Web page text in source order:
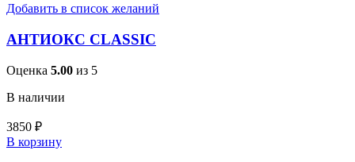
Добавить в список желаний
АНТИОКС CLASSIC
Оценка 5.00 из 5
В наличии
3850 ₽
В корзину